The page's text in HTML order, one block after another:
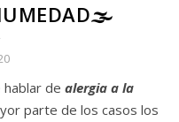
hablar de alergia a la
parte de los casos los